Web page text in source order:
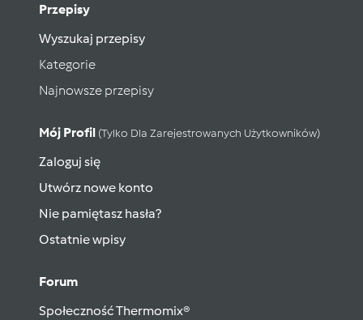
Przepisy
Wyszukaj przepisy
Kategorie
Najnowsze przepisy
Mój Profil (tylko Dla Zarejestrowanych Użytkowników)
Zaloguj się
Utwórz nowe konto
Nie pamiętasz hasła?
Ostatnie wpisy
Forum
Społeczność Thermomix®